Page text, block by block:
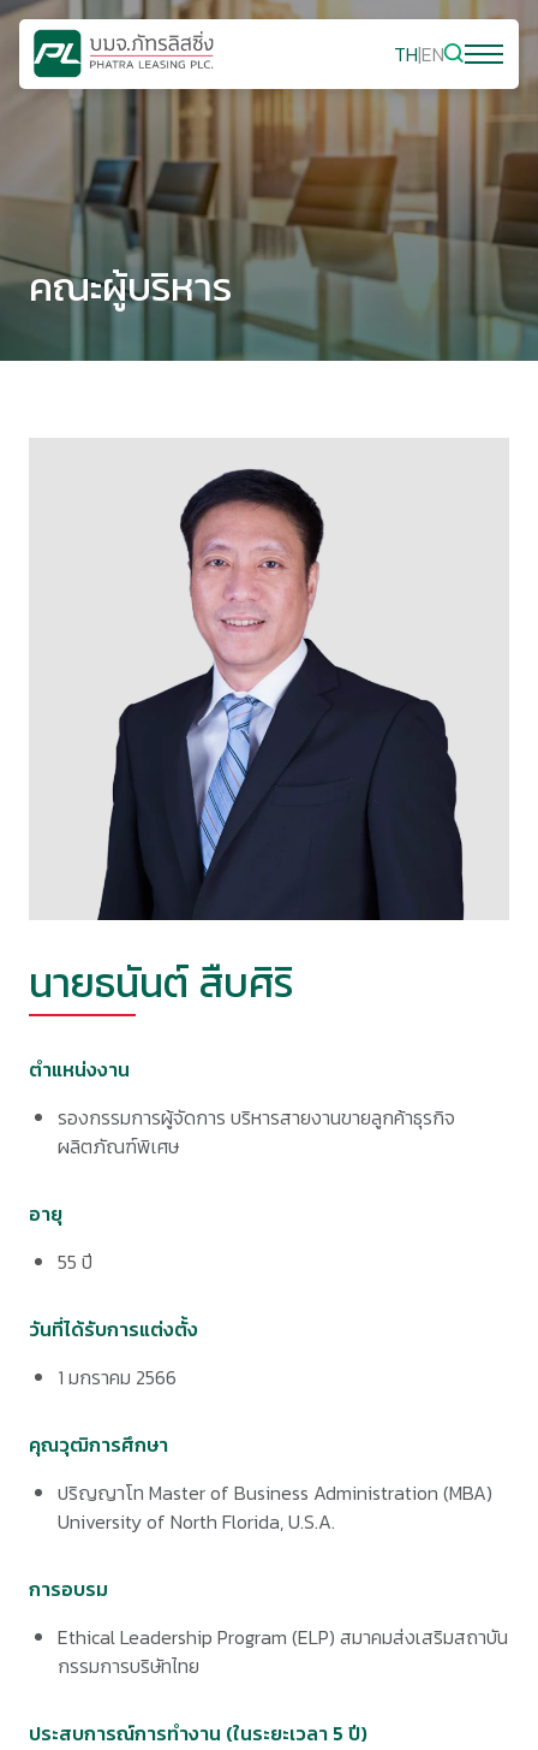
TH|EN
คณะผู้บริหาร
นายธนันต์ สืบศิริ
ตำแหน่งงาน
รองกรรมการผู้จัดการ บริหารสายงานขายลูกค้าธุรกิจ
ผลิตภัณฑ์พิเศษ
อายุ
55 ปี
วันที่ได้รับการแต่งตั้ง
1 มกราคม 2566
คุณวุฒิการศึกษา
ปริญญาโท Master of Business Administration (MBA)
University of North Florida, U.S.A.
การอบรม
Ethical Leadership Program (ELP) สมาคมส่งเสริมสถาบัน
กรรมการบริษัทไทย
ประสบการณ์การทำงาน (ในระยะเวลา 5 ปี)